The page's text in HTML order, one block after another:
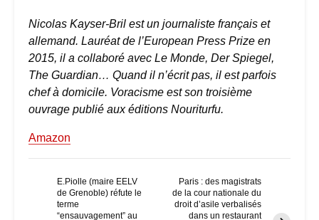
Nicolas Kayser-Bril est un journaliste français et
allemand. Lauréat de l’European Press Prize en
2015, il a collaboré avec Le Monde, Der Spiegel,
The Guardian… Quand il n’écrit pas, il est parfois
chef à domicile. Voracisme est son troisième
ouvrage publié aux éditions Nouriturfu.
Amazon
E.Piolle (maire EELV
de Grenoble) réfute le
terme
“ensauvagement” au
Paris : des magistrats
de la cour nationale du
droit d’asile verbalisés
dans un restaurant